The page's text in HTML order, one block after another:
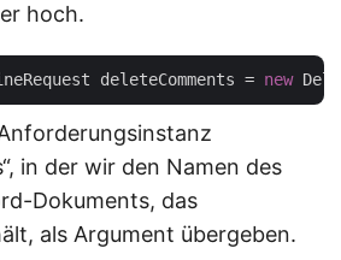
hoch.
deleteComments = new
in der wir den Namen des
Dokuments, das
als Argument übergeben.